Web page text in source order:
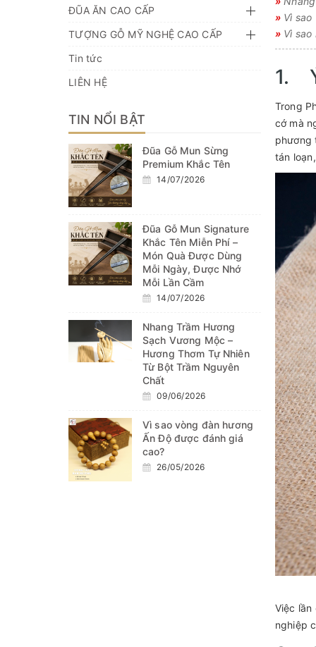
»Vì sao
»Vì sao
1.
Trong
cớ mà
phương
tán
Việc lần
nghiệp
ĐŨA ĂN CAO CẤP
TƯỢNG GỖ MỸ NGHỆ CAO CẤP
Tin tức
LIÊN HỆ
TIN NỔI BẬT
Đũa Gỗ Mun Sừng
Premium Khắc Tên
14/07/2026
Đũa Gỗ Mun Signature
Khắc Tên Miễn Phí –
Món Quà Được Dùng
Mỗi Ngày, Được Nhớ
Mỗi Lần Cầm
14/07/2026
Nhang Trầm Hương
Sạch Vương Mộc –
Hương Thơm Tự Nhiên
Từ Bột Trầm Nguyên
Chất
09/06/2026
Vì sao vòng đàn hương
Ấn Độ được đánh giá
cao?
26/05/2026